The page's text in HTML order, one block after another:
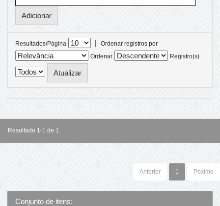
Resultados/Página |
Ordenar registros por
Ordenar
Registro(s)
Resultado 1-1 de 1.
Anterior 1 Póximo
Conjunto de itens: